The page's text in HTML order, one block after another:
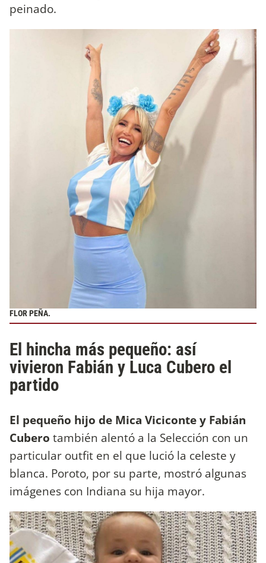
peinado.
FLOR PEÑA.
El hincha más pequeño: así
vivieron Fabián y Luca Cubero el
partido
El pequeño hijo de Mica Viciconte y Fabián
Cubero también alentó a la Selección con un
particular outfit en el que lució la celeste y
blanca. Poroto, por su parte, mostró algunas
imágenes con Indiana su hija mayor.